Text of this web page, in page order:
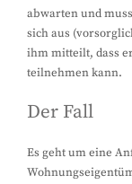
abwarten und
sich aus
ihm mitteilt, dass
teilnehmen kann.
Der Fall
Es geht um eine